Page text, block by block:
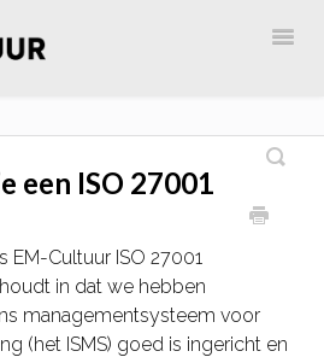
een ISO 27001
EM-Cultuur ISO 27001
in dat we hebben
managementsysteem voor
(het ISMS) goed is ingericht en